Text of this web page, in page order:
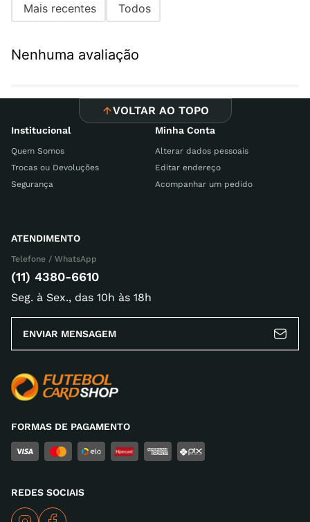
Mais recentes Todos
Nenhuma avaliação
VOLTAR AO TOPO
Institucional
Quem Somos
Trocas ou Devoluções
Segurança
Minha Conta
Alterar dados pessoais
Editar endereço
Acompanhar um pedido
ATENDIMENTO
Telefone / WhatsApp
(11) 4380-6610
Seg. à Sex., das 10h às 18h
ENVIAR MENSAGEM
FORMAS DE PAGAMENTO
REDES SOCIAIS